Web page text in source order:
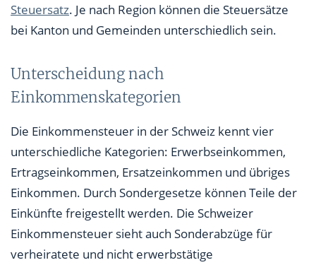
Steuersatz. Je nach Region können die Steuersätze
bei Kanton und Gemeinden unterschiedlich sein.
Unterscheidung nach
Einkommenskategorien
Die Einkommensteuer in der Schweiz kennt vier
unterschiedliche Kategorien: Erwerbseinkommen,
Ertragseinkommen, Ersatzeinkommen und übriges
Einkommen. Durch Sondergesetze können Teile der
Einkünfte freigestellt werden. Die Schweizer
Einkommensteuer sieht auch Sonderabzüge für
verheiratete und nicht erwerbstätige